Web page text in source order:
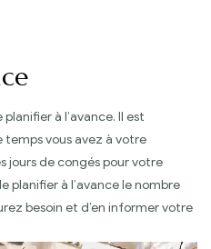
à l’avance. Il est
vous avez à votre
jours de congés pour votre
planifier à l’avance le nombre
besoin et d’en informer votre